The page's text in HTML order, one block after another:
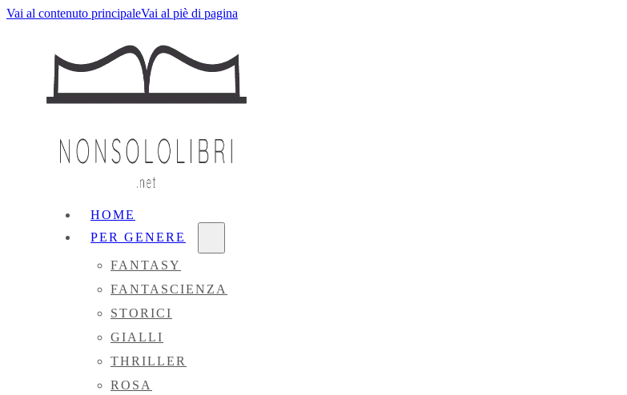
Vai al contenuto principaleVai al piè di pagina
HOME
PER GENERE
FANTASY
FANTASCIENZA
STORICI
GIALLI
THRILLER
ROSA